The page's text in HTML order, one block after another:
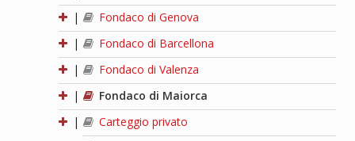
|
Fondaco di Genova
|
Fondaco di Barcellona
|
Fondaco di Valenza
|
Fondaco di Maiorca
|
Carteggio privato